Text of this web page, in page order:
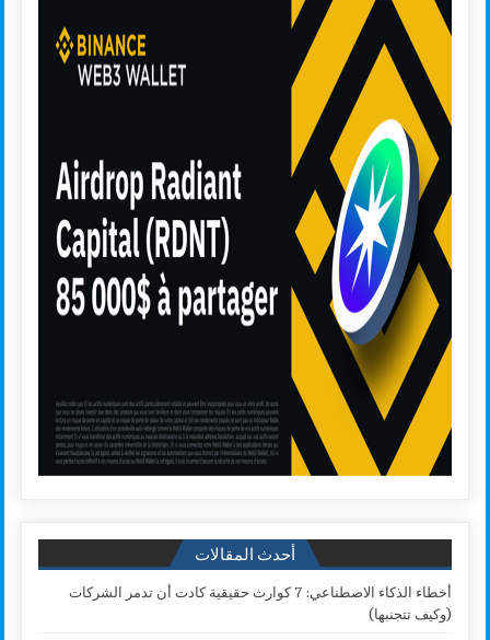
أحدث المقالات
أخطاء الذكاء الاصطناعي: 7 كوارث حقيقية كادت أن تدمر الشركات
(وكيف تتجنبها)